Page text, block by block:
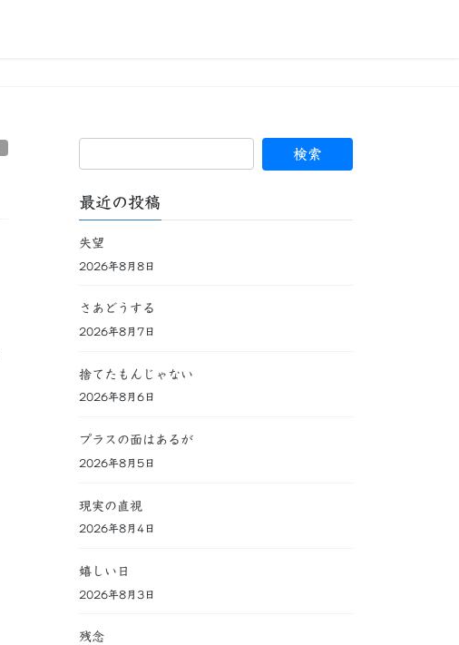
最近の投稿
失望
2026年8月8日
さあどうする
2026年8月7日
捨てたもんじゃない
2026年8月6日
プラスの面はあるが
2026年8月5日
現実の直視
2026年8月4日
嬉しい日
2026年8月3日
残念